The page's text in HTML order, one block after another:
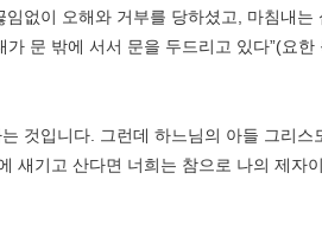
없이 오해와 거부를 당하셨고, 마침내
문 밖에 서서 문을 두드리고 있다”(요
것입니다. 그런데 하느님의 아들 그리
새기고 산다면 너희는 참으로 나의 제